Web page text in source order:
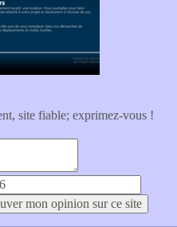
site fiable; exprimez-vous !